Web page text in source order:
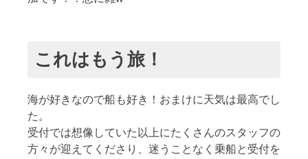
これはもう旅！
海が好きなので船も好き！おまけに天気は最高でし
た。
受付では想像していた以上にたくさんのスタッフの
方々が迎えてくださり、迷うことなく乗船と受付を